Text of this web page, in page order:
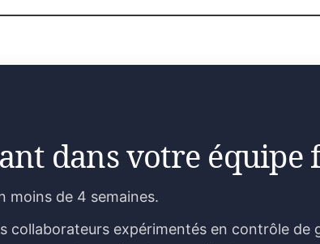
dans votre équipe
moins de 4 semaines.
collaborateurs expérimentés en contrôle de